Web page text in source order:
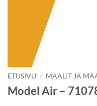
ETUSIVU / MAALIT JA
Model Air –